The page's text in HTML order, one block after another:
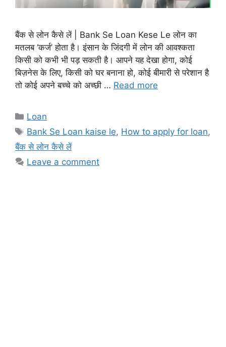
बैंक से लोन कैसे लें | Bank Se Loan Kese Le लोन का
मतलब ‘कर्ज’ होता है। इंसान के जिंदगी में लोन की आवश्कता
किसी को कभी भी पड़ सकती है। आपने यह देखा होगा, कोई
बिज़नेस के लिए, किसी को घर बनाना हो, कोई बीमारी से परेशान है
तो कोई अपने बच्चे को अच्छी … Read more
Categories
Loan
Tags
Bank Se Loan kaise le, How to apply for loan,
बैंक से लोन कैसे लें
Leave a comment